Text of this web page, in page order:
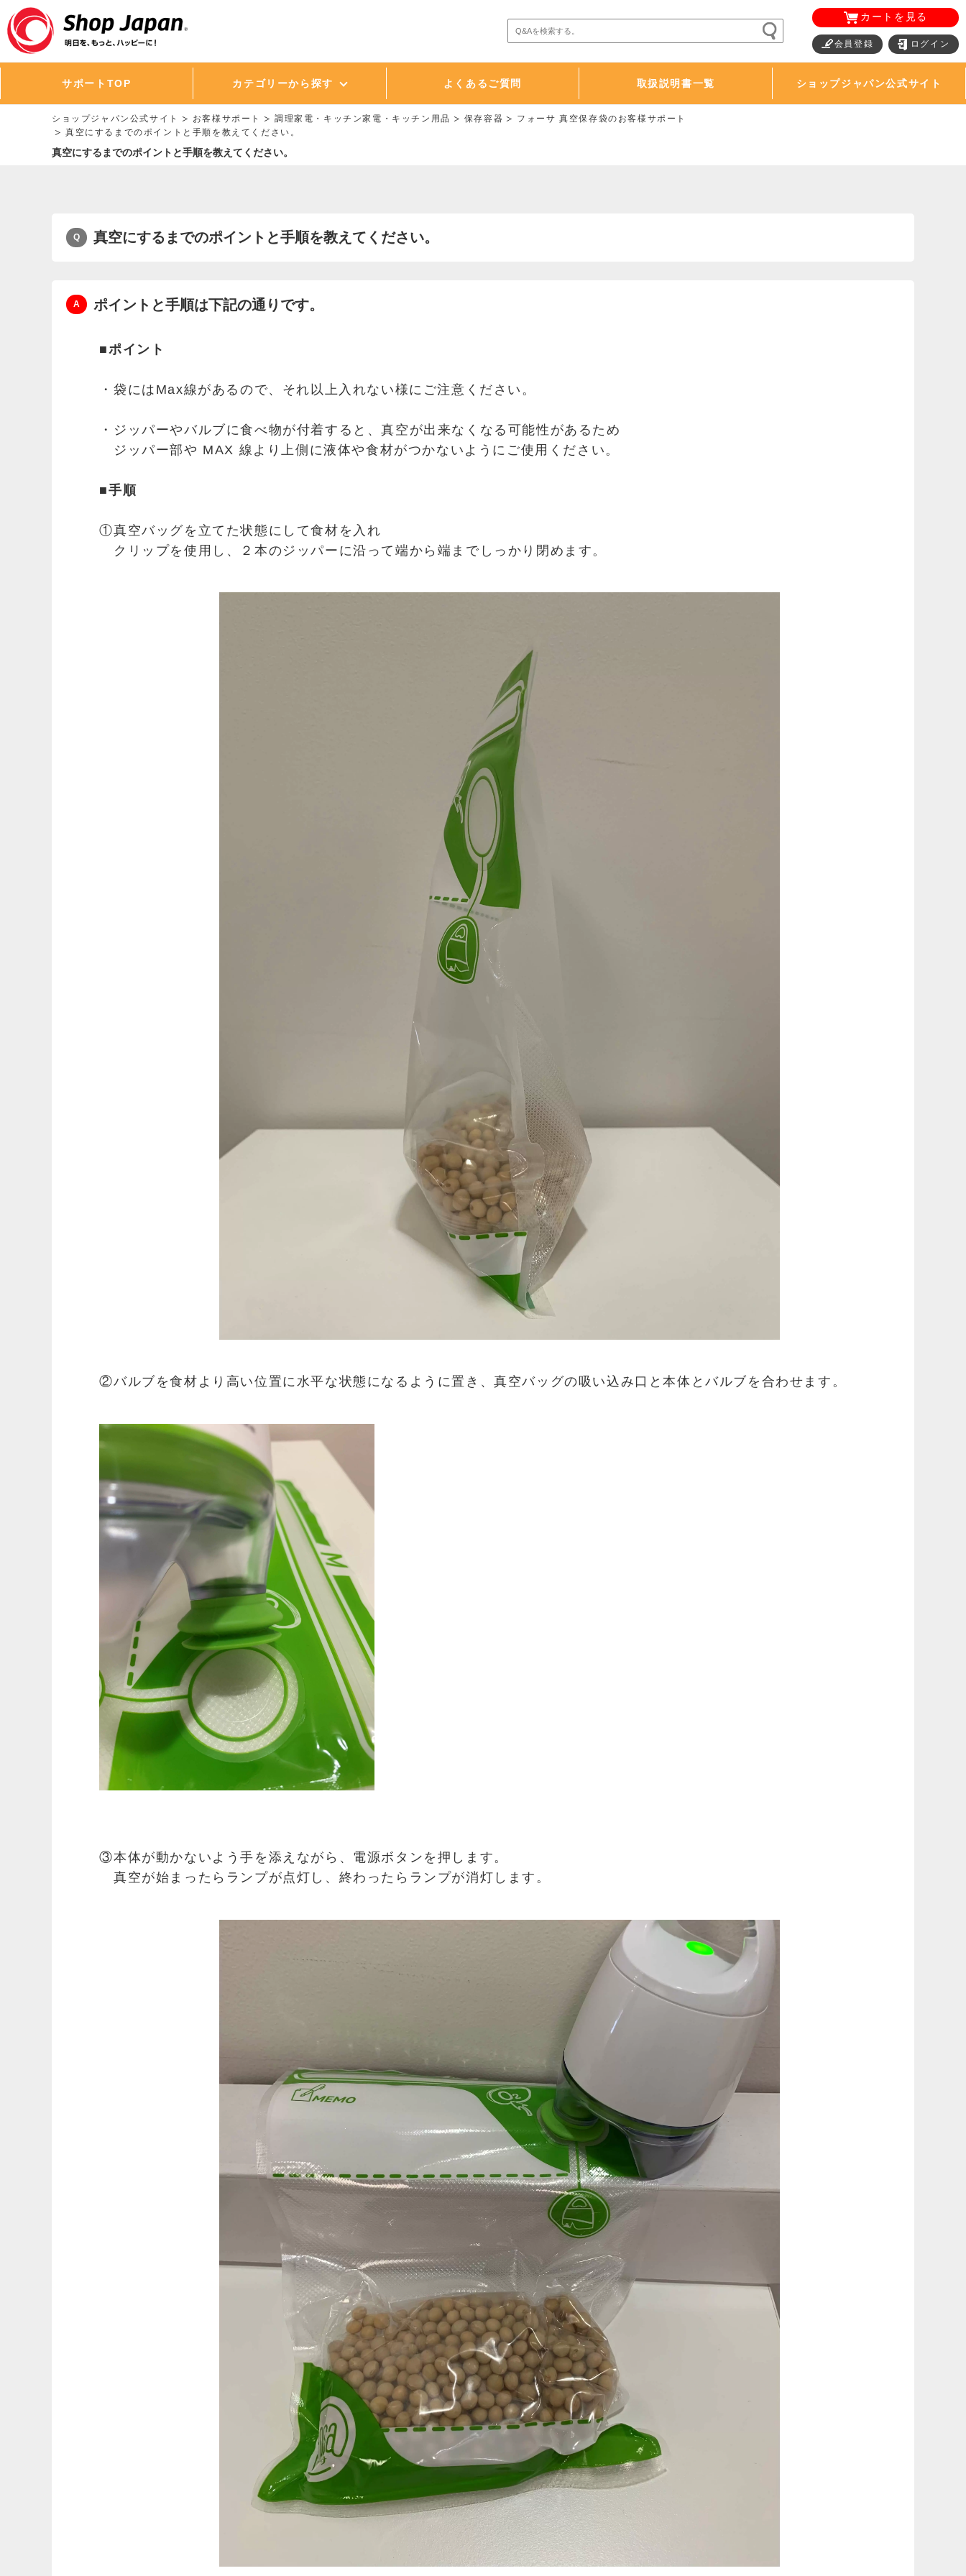
カートを見る
会員登録 ログイン
サポートTOP カテゴリーから探す よくあるご質問 取扱説明書一覧 ショップジャパン公式サイト
ショップジャパン公式サイト お客様サポート 調理家電・キッチン家電・キッチン用品 保存容器
フォーサ 真空保存袋のお客様サポート
真空にするまでのポイントと手順を教えてください。
真空にするまでのポイントと手順を教えてください。
真空にするまでのポイントと手順を教えてください。
ポイントと手順は下記の通りです。
■ポイント
・袋にはMax線があるので、それ以上入れない様にご注意ください。
・ジッパーやバルブに食べ物が付着すると、真空が出来なくなる可能性があるため
ジッパー部や MAX 線より上側に液体や食材がつかないようにご使用ください。
■手順
①真空バッグを立てた状態にして食材を入れ
クリップを使用し、２本のジッパーに沿って端から端までしっかり閉めます。
②バルブを食材より高い位置に水平な状態になるように置き、真空バッグの吸い込み口と本体とバルブを合わせます。
③本体が動かないよう手を添えながら、電源ボタンを押します。
真空が始まったらランプが点灯し、終わったらランプが消灯します。